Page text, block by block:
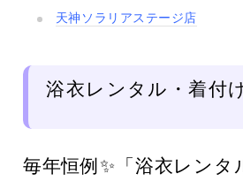
天神ソラリアステージ店
浴衣レンタル・着付
毎年恒例✨「浴衣レンタ